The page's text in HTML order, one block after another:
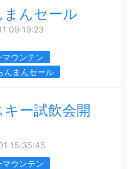
まんセール
09:19:23
マウンテン
んまんセール
キー試飲会開
15:35:45
マウンテン